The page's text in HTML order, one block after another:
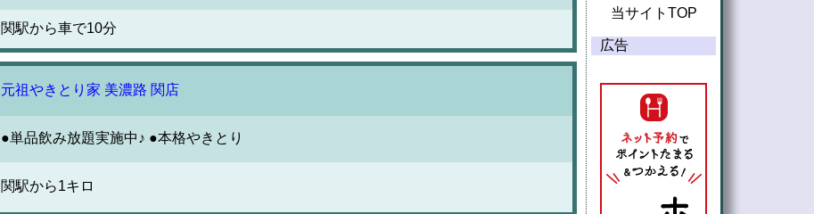
関駅から車で10分
元祖やきとり家 美濃路 関店
●単品飲み放題実施中♪ ●本格やきとり
関駅から1キロ
当サイトTOP
広告